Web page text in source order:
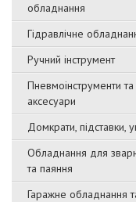
обладнання
Гідравлічне
Ручний інструмент
Пневмоінструменти та
аксесуари
Домкрати, підставки,
Обладнання для
та паяння
Гаражне обладнання